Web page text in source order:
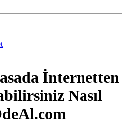
İnternetten
Nasıl